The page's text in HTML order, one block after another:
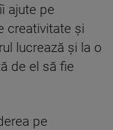
ajute pe
creativitate şi
lucrează şi la o
de el să fie
pe